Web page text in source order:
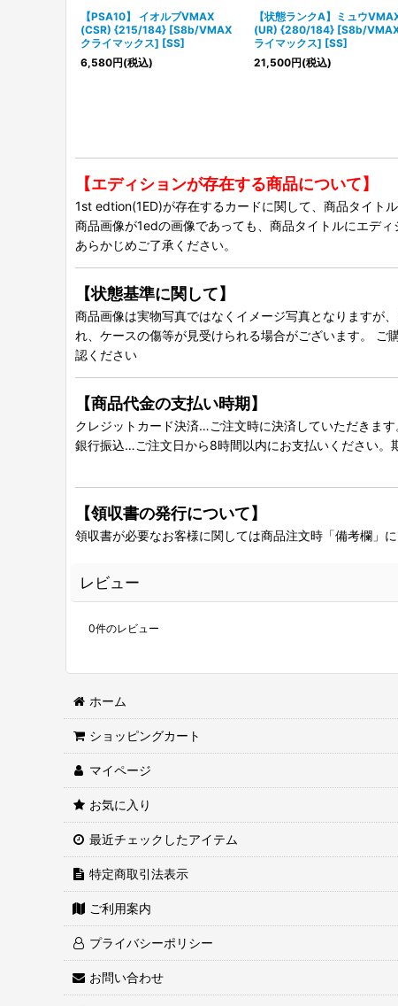
【PSA10】 イオルブVMAX
(CSR) {215/184} [S8b/VMAX
クライマックス] [SS]
6,580円(税込)
【状態ランクA】ミュウ
(UR) {280/184} [S8b/
ライマックス] [SS]
21,500円(税込)
【エディションが存在する商品について】
1st edtion(1ED)が存在するカードに関して、商品タイト
商品画像が1edの画像であっても、商品タイトルにエディ
あらかじめご了承ください。
【状態基準に関して】
商品画像は実物写真ではなくイメージ写真となりますが
れ、ケースの傷等が見受けられる場合がございます。 ご
認ください
【商品代金の支払い時期】
クレジットカード決済…ご注文時に決済していただきま
銀行振込…ご注文日から8時間以内にお支払いください。
【領収書の発行について】
領収書が必要なお客様に関しては商品注文時「備考欄」
レビュー
0件のレビュー
ホーム
ショッピングカート
マイページ
お気に入り
最近チェックしたアイテム
特定商取引法表示
ご利用案内
プライバシーポリシー
お問い合わせ